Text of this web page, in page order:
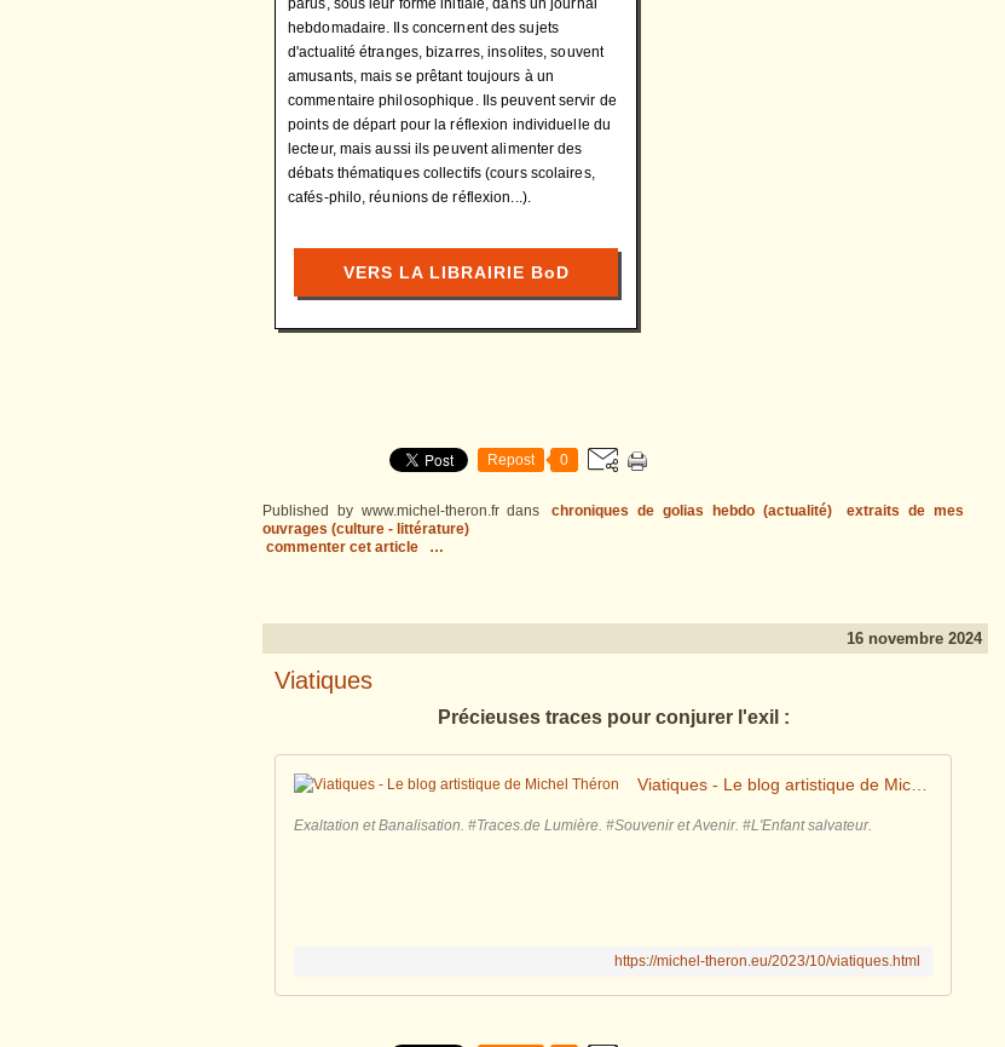
parus, sous leur forme initiale, dans un journal
hebdomadaire. Ils concernent des sujets
d'actualité étranges, bizarres, insolites, souvent
amusants, mais se prêtant toujours à un
commentaire philosophique. Ils peuvent servir de
points de départ pour la réflexion individuelle du
lecteur, mais aussi ils peuvent alimenter des
débats thématiques collectifs (cours scolaires,
cafés-philo, réunions de réflexion...).
VERS LA LIBRAIRIE BoD
Repost 0
Published by www.michel-theron.fr dans chroniques de golias hebdo (actualité)
extraits de mes
ouvrages (culture - littérature)
commenter cet article
…
16 novembre 2024
Viatiques
Précieuses traces pour conjurer l'exil :
Exaltation et Banalisation. #Traces.de Lumière. #Souvenir et Avenir. #L'Enfant salvateur.
https://michel-theron.eu/2023/10/viatiques.html